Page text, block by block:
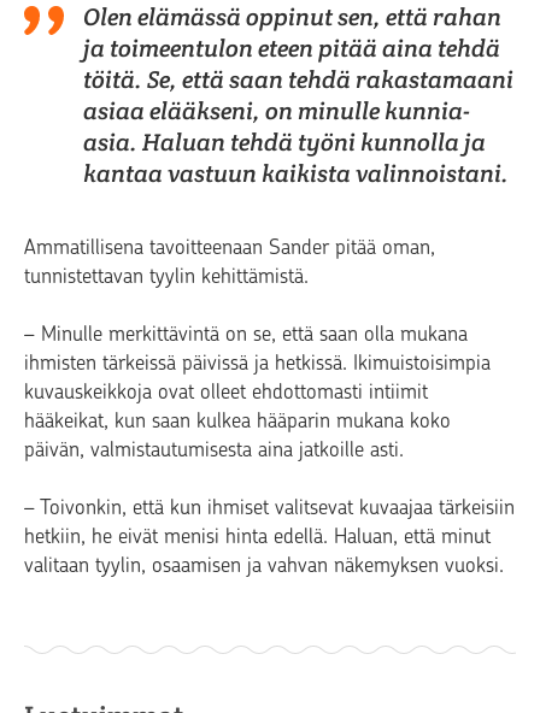
Olen elämässä oppinut sen, että rahan
ja toimeentulon eteen pitää aina tehdä
töitä. Se, että saan tehdä rakastamaani
asiaa elääkseni, on minulle kunnia-
asia. Haluan tehdä työni kunnolla ja
kantaa vastuun kaikista valinnoistani.
Ammatillisena tavoitteenaan Sander pitää oman,
tunnistettavan tyylin kehittämistä.
– Minulle merkittävintä on se, että saan olla mukana
ihmisten tärkeissä päivissä ja hetkissä. Ikimuistoisimpia
kuvauskeikkoja ovat olleet ehdottomasti intiimit
hääkeikat, kun saan kulkea hääparin mukana koko
päivän, valmistautumisesta aina jatkoille asti.
– Toivonkin, että kun ihmiset valitsevat kuvaajaa tärkeisiin
hetkiin, he eivät menisi hinta edellä. Haluan, että minut
valitaan tyylin, osaamisen ja vahvan näkemyksen vuoksi.